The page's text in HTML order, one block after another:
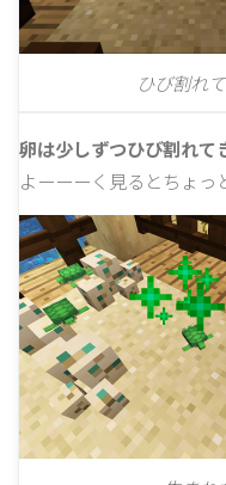
ひび割れ
卵は少しずつひび割れて
よーーーく見るとちょっ